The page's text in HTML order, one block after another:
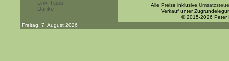
Link-Tipps
Danke
Alle Preise inklusive
Verkauf unter
© 2015-2026 Peter
Freitag, 7. August 2026